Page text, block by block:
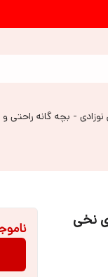
نوزادی - بچه گانه راحتی
نخی